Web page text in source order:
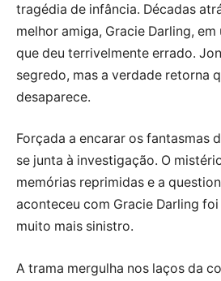
tragédia de infância. Décadas
melhor amiga, Gracie Darling,
que deu terrivelmente errado.
segredo, mas a verdade retorna
desaparece.
Forçada a encarar os fantasmas
se junta à investigação. O
memórias reprimidas e a
aconteceu com Gracie Darling
muito mais sinistro.
A trama mergulha nos laços da